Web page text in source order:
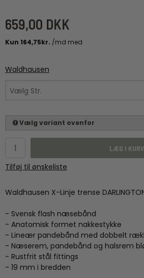
659,00 DKK
Waldhausen
Vælg Str.
Vælg variant ovenfor
LÆG I KURV
Tilføj til ønskeliste
Waldhausen X-Linje trense
- Svensk flash næsebånd
- Anatomisk formet nakkestykke
- Lineær pandebånd med dobbelt
- Næserem, pandebånd og halsrem
- Rustfrit stål fittings
- 19 mm i bredden